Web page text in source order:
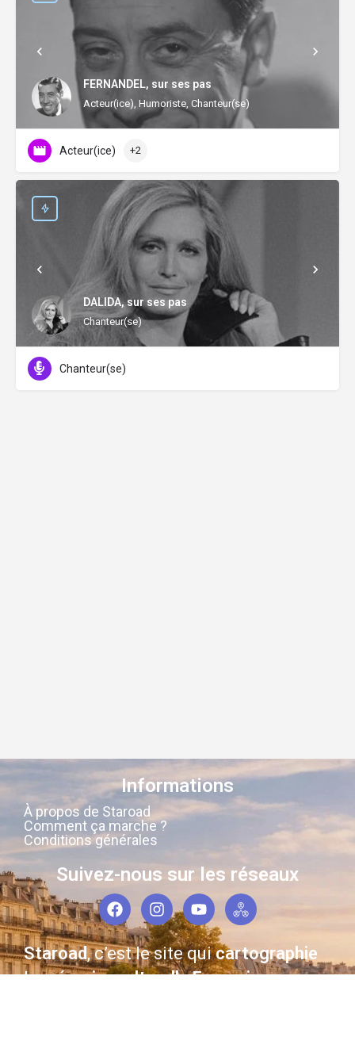
FERNANDEL, sur ses pas
Acteur(ice), Humoriste, Chanteur(se)
Acteur(ice) +2
DALIDA, sur ses pas
Chanteur(se)
Chanteur(se)
Informations
À propos de Staroad
Comment ça marche ?
Conditions générales
Suivez-nous sur les réseaux
Staroad, c’est le site quicartographie
lamémoire culturelle Française.